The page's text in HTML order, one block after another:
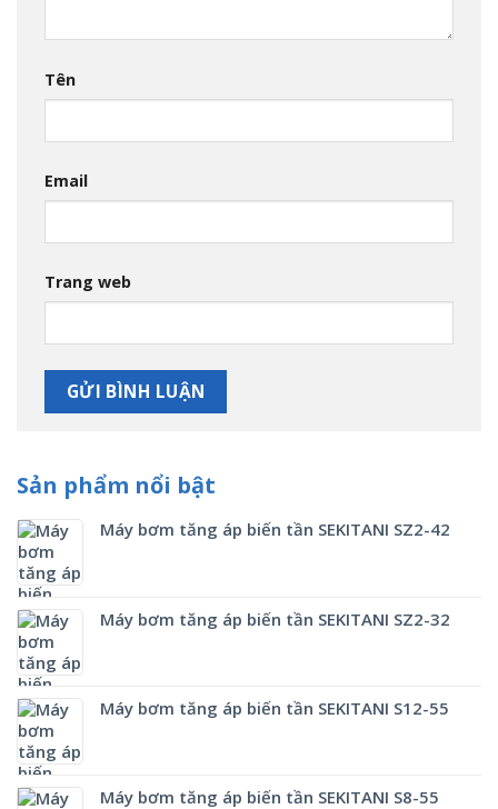
Tên
Email
Trang web
Sản phẩm nổi bật
Máy bơm tăng áp biến tần SEKITANI SZ2-42
Máy bơm tăng áp biến tần SEKITANI SZ2-32
Máy bơm tăng áp biến tần SEKITANI S12-55
Máy bơm tăng áp biến tần SEKITANI S8-55